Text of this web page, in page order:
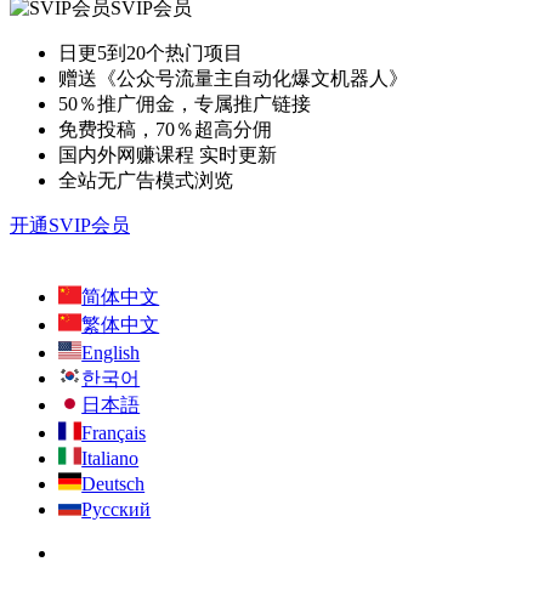
SVIP会员
日更5到20个热门项目
赠送《公众号流量主自动化爆文机器人》
50％推广佣金，专属推广链接
免费投稿，70％超高分佣
国内外网赚课程 实时更新
全站无广告模式浏览
开通SVIP会员
简体中文
繁体中文
English
한국어
日本語
Français
Italiano
Deutsch
Русский